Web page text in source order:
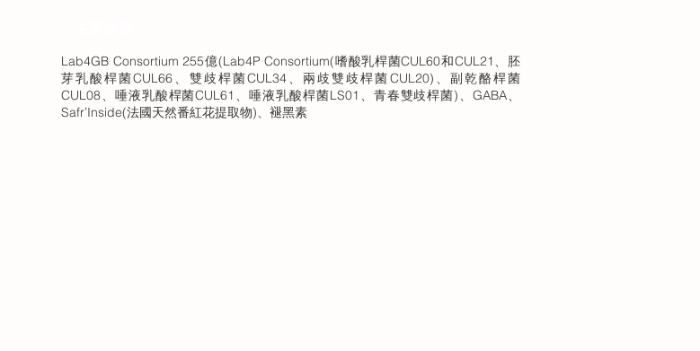
Lab4GB Consortium 255億(Lab4P Consortium(嗜酸乳桿菌CUL60和CUL21、胚
芽乳酸桿菌CUL66、雙歧桿菌CUL34、兩歧雙歧桿菌CUL20)、副乾酪桿菌
CUL08、唾液乳酸桿菌CUL61、唾液乳酸桿菌LS01、青春雙歧桿菌)、GABA、
Safr’Inside(法國天然番紅花提取物)、褪黑素